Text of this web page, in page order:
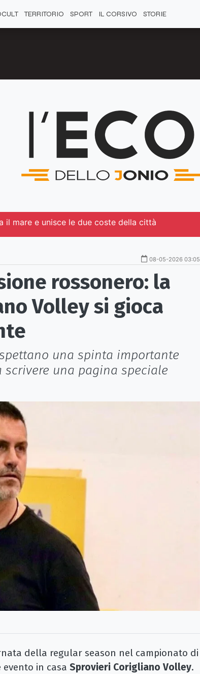
TERRITORIO SPORT IL CORSIVO STORIE
il mare e unisce le due coste della città
08-05-2026 03:05
rossonero: la
Volley si gioca
una spinta importante
una pagina speciale
della regular season nel campionato di
in casa Sprovieri Corigliano Volley.